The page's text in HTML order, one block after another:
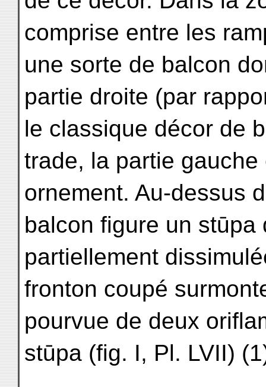
comprise entre les
une sorte de balcon
partie droite (par
le classique décor de
trade, la partie
ornement. Au-dessus
balcon figure un stūpa
partiellement
fronton coupé
pourvue de deux
stūpa (fig. I, Pl. LVII)